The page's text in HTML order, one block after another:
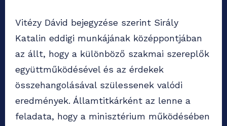
Vitézy Dávid bejegyzése szerint Sirály
Katalin eddigi munkájának középpontjában
az állt, hogy a különböző szakmai szereplők
együttműködésével és az érdekek
összehangolásával szülessenek valódi
eredmények. Államtitkárként az lenne a
feladata, hogy a minisztérium működésében